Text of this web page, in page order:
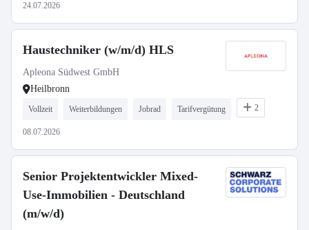
24.07.2026
Haustechniker (w/m/d) HLS
Apleona Südwest GmbH
Heilbronn
Vollzeit Weiterbildungen Jobrad Tarifvergütung 2
08.07.2026
Senior Projektentwickler Mixed-
Use-Immobilien - Deutschland
(m/w/d)